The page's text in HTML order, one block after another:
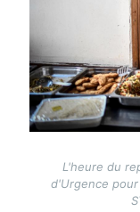
L'heure du
d'Urgence